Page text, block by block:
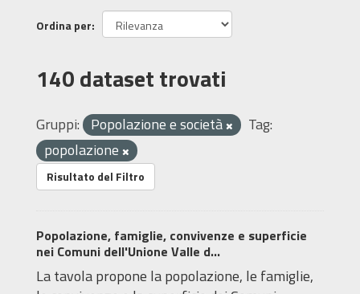
Ordina per
140 dataset trovati
Gruppi: Popolazione e società
Tag:
popolazione
Risultato del Filtro
Popolazione, famiglie, convivenze e superficie
nei Comuni dell'Unione Valle d...
La tavola propone la popolazione, le famiglie,